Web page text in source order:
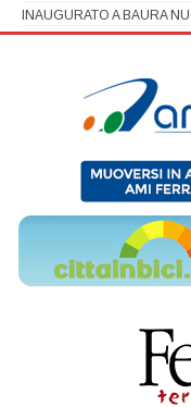
INAUGURATO A BAURA